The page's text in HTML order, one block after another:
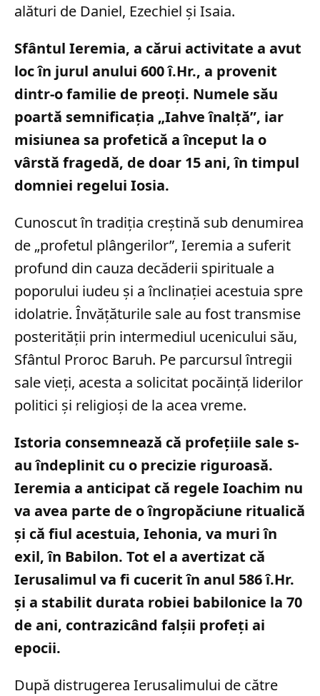
alături de Daniel, Ezechiel și Isaia.
Sfântul Ieremia, a cărui activitate a avut
loc în jurul anului 600 î.Hr., a provenit
dintr-o familie de preoți. Numele său
poartă semnificația „Iahve înalță”, iar
misiunea sa profetică a început la o
vârstă fragedă, de doar 15 ani, în timpul
domniei regelui Iosia.
Cunoscut în tradiția creștină sub denumirea
de „profetul plângerilor”, Ieremia a suferit
profund din cauza decăderii spirituale a
poporului iudeu și a înclinației acestuia spre
idolatrie. Învățăturile sale au fost transmise
posterității prin intermediul ucenicului său,
Sfântul Proroc Baruh. Pe parcursul întregii
sale vieți, acesta a solicitat pocăință liderilor
politici și religioși de la acea vreme.
Istoria consemnează că profețiile sale s-
au îndeplinit cu o precizie riguroasă.
Ieremia a anticipat că regele Ioachim nu
va avea parte de o îngropăciune ritualică
și că fiul acestuia, Iehonia, va muri în
exil, în Babilon. Tot el a avertizat că
Ierusalimul va fi cucerit în anul 586 î.Hr.
și a stabilit durata robiei babilonice la 70
de ani, contrazicând falșii profeți ai
epocii.
După distrugerea Ierusalimului de către